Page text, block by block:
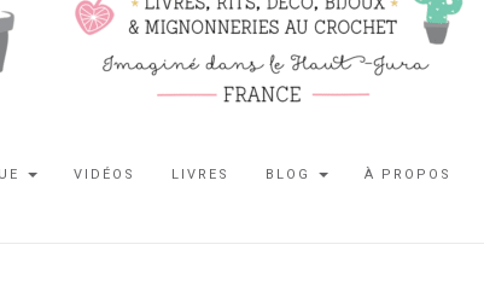
VIDÉOS LIVRES BLOG À PROPOS